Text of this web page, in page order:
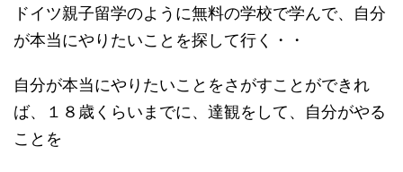
ドイツ親子留学のように無料の学校で学んで、自分
が本当にやりたいことを探して行く・・
自分が本当にやりたいことをさがすことができれ
ば、１８歳くらいまでに、達観をして、自分がやる
ことを